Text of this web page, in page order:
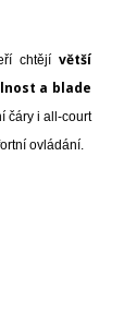
chtějí větší
a blade
čáry i all-court
ovládání.